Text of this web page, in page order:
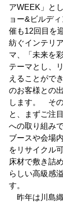
アWEEK」と
ョー&ビルデ
催も12回目を
紡ぐインテリ
マ、「未来を
テーマとし、
えることがで
のお客様との
します。　そ
と、まずご注
への取り組み
ブースや会場
をリサイクル
床材で敷き詰
らしい高級感
す。
昨年は川島